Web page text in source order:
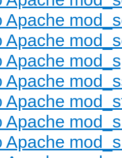
Apache
Apache
Apache
Apache
Apache
Apache
Apache